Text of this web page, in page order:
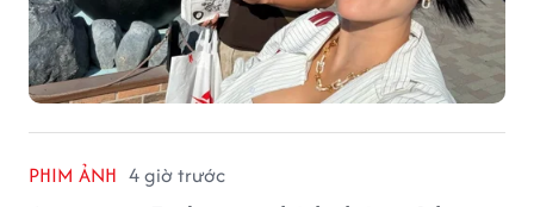
PHIM ẢNH 4 giờ trước